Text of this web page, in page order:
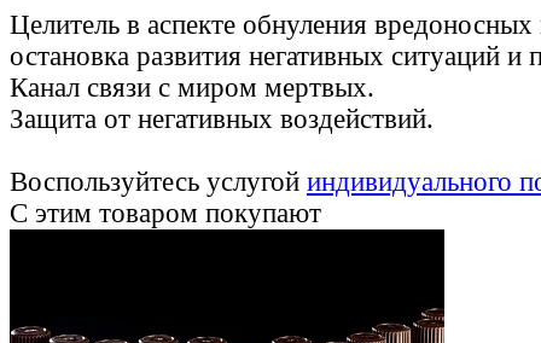
Целитель в аспекте обнуления
остановка развития негативных ситуаций и
Канал связи с миром мертвых.
Защита от негативных воздействий.
Воспользуйтесь услугой индивидуального
С этим товаром покупают